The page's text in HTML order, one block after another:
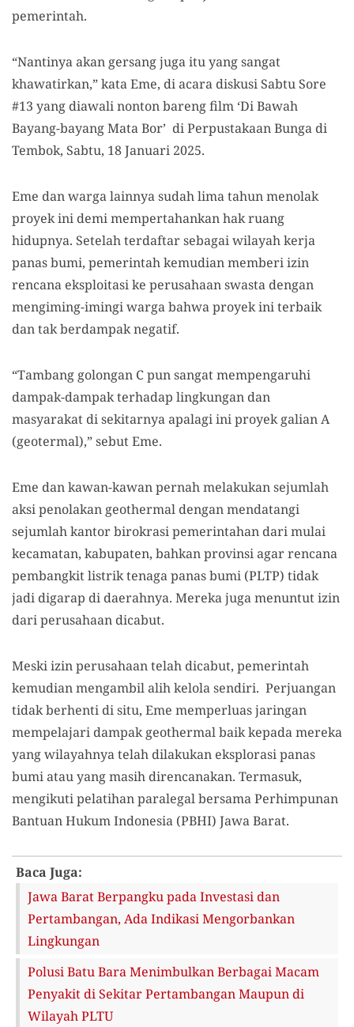
pemerintah.
“Nantinya akan gersang juga itu yang sangat
khawatirkan,” kata Eme, di acara diskusi Sabtu Sore
#13 yang diawali nonton bareng film ‘Di Bawah
Bayang-bayang Mata Bor’ di Perpustakaan Bunga di
Tembok, Sabtu, 18 Januari 2025.
Eme dan warga lainnya sudah lima tahun menolak
proyek ini demi mempertahankan hak ruang
hidupnya. Setelah terdaftar sebagai wilayah kerja
panas bumi, pemerintah kemudian memberi izin
rencana eksploitasi ke perusahaan swasta dengan
mengiming-imingi warga bahwa proyek ini terbaik
dan tak berdampak negatif.
“Tambang golongan C pun sangat mempengaruhi
dampak-dampak terhadap lingkungan dan
masyarakat di sekitarnya apalagi ini proyek galian A
(geotermal),” sebut Eme.
Eme dan kawan-kawan pernah melakukan sejumlah
aksi penolakan geothermal dengan mendatangi
sejumlah kantor birokrasi pemerintahan dari mulai
kecamatan, kabupaten, bahkan provinsi agar rencana
pembangkit listrik tenaga panas bumi (PLTP) tidak
jadi digarap di daerahnya. Mereka juga menuntut izin
dari perusahaan dicabut.
Meski izin perusahaan telah dicabut, pemerintah
kemudian mengambil alih kelola sendiri. Perjuangan
tidak berhenti di situ, Eme memperluas jaringan
mempelajari dampak geothermal baik kepada mereka
yang wilayahnya telah dilakukan eksplorasi panas
bumi atau yang masih direncanakan. Termasuk,
mengikuti pelatihan paralegal bersama Perhimpunan
Bantuan Hukum Indonesia (PBHI) Jawa Barat.
Baca Juga:
Jawa Barat Berpangku pada Investasi dan
Pertambangan, Ada Indikasi Mengorbankan
Lingkungan
Polusi Batu Bara Menimbulkan Berbagai Macam
Penyakit di Sekitar Pertambangan Maupun di
Wilayah PLTU